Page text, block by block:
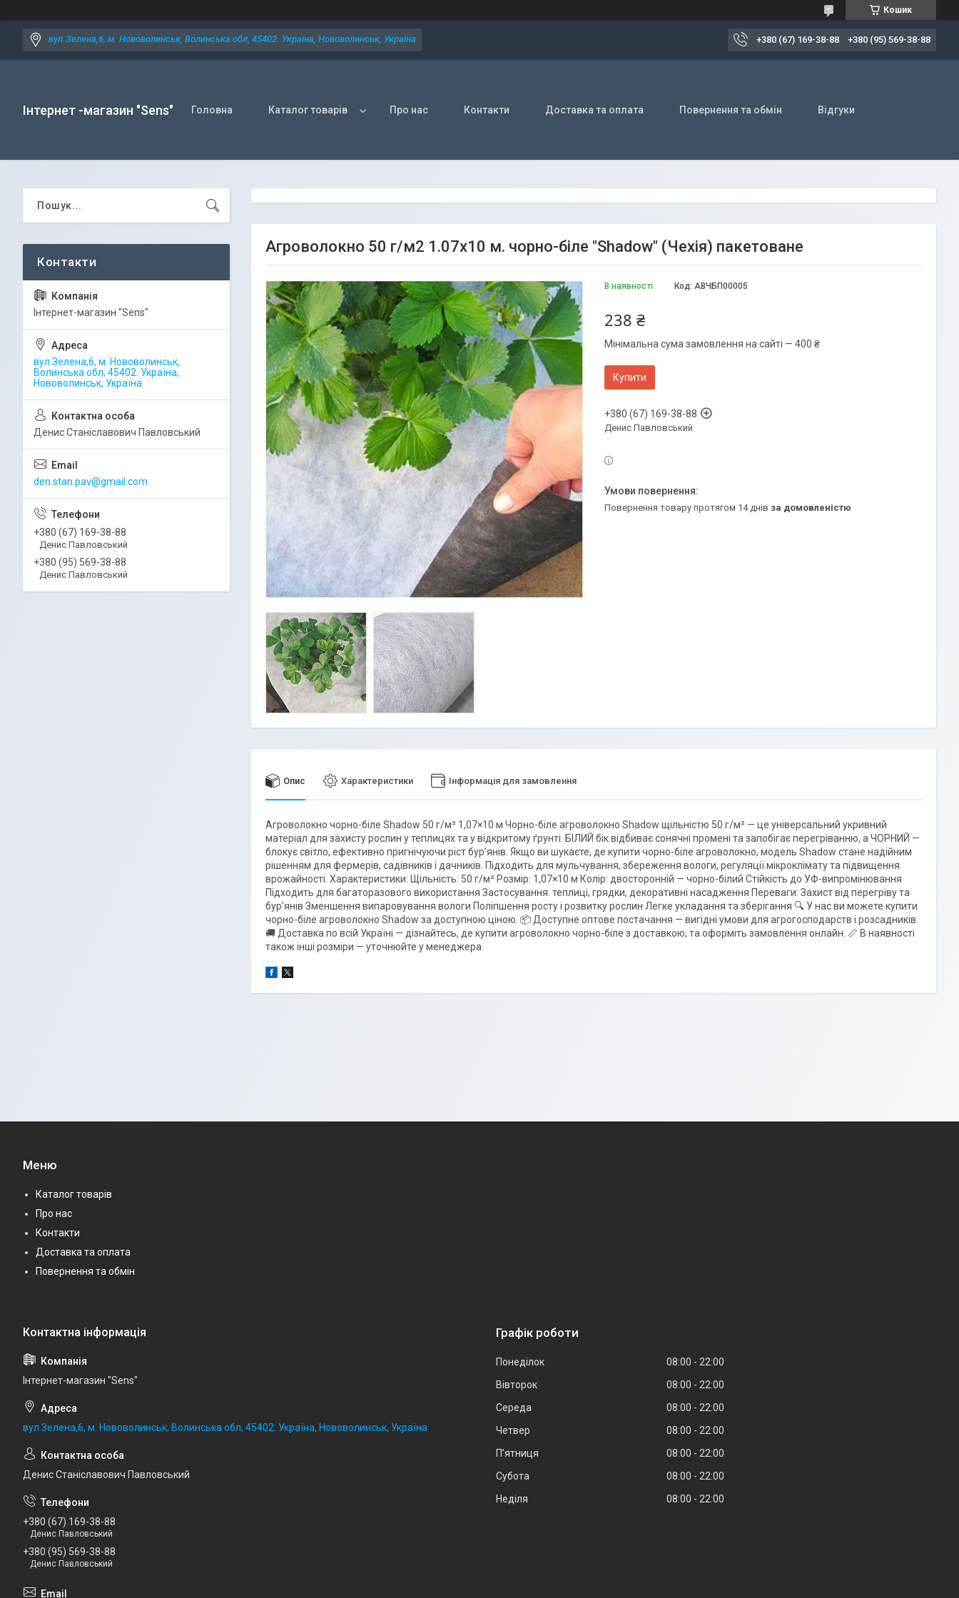
Кошик
вул.Зелена,6, м. Нововолинськ, Волинська обл, 45402. Україна, Нововолинськ, Україна +380 (67) 169-38-88 +380 (95) 569-38-88
Інтернет -магазин "Sens" Головна Каталог товарів Про нас Контакти Доставка та оплата Повернення та обмін Відгуки
Агроволокно 50 г/м2 1.07х10 м. чорно-біле "Shadow" (Чехія) пакетоване
В наявності Код: АВЧБП00005
238 ₴
Мінімальна сума замовлення на сайті — 400 ₴
Купити
+380 (67) 169-38-88
Денис Павловський
повернення товару протягом 14 днів за домовленістю
Опис Характеристики Інформація для замовлення
Агроволокно чорно-біле Shadow 50 г/м² 1,07×10 м Чорно-біле агроволокно Shadow щільністю 50 г/м² — це універсальний укривний
матеріал для захисту рослин у теплицях та у відкритому ґрунті. БІЛИЙ бік відбиває сонячні промені та запобігає перегріванню, а ЧОРНИЙ —
блокує світло, ефективно пригнічуючи ріст бур’янів. Якщо ви шукаєте, де купити чорно-біле агроволокно, модель Shadow стане надійним
рішенням для фермерів, садівників і дачників. Підходить для мульчування, збереження вологи, регуляції мікроклімату та підвищення
врожайності. Характеристики: Щільність: 50 г/м² Розмір: 1,07×10 м Колір: двосторонній — чорно-білий Стійкість до УФ-випромінювання
Підходить для багаторазового використання Застосування: теплиці, грядки, декоративні насадження Переваги: Захист від перегріву та
бур’янів Зменшення випаровування вологи Поліпшення росту і розвитку рослин Легке укладання та зберігання 🔍 У нас ви можете купити
чорно-біле агроволокно Shadow за доступною ціною. 📦 Доступне оптове постачання — вигідні умови для агрогосподарств і розсадників.
🚚 Доставка по всій Україні — дізнайтесь, де купити агроволокно чорно-біле з доставкою, та оформіть замовлення онлайн. 📏 В наявності
також інші розміри — уточнюйте у менеджера.
Iнтернет-магазин "Sens"
вул.Зелена,6, м. Нововолинськ,
Волинська обл, 45402. Україна,
Нововолинськ, Україна
Денис Станіславович Павловський
den.stan.pav@gmail.com
+380 (67) 169-38-88
Денис Павловський
+380 (95) 569-38-88
Денис Павловський
Меню
Каталог товарів
Про нас
Контакти
Доставка та оплата
Повернення та обмін
Iнтернет-магазин "Sens"
вул.Зелена,6, м. Нововолинськ, Волинська обл, 45402. Україна, Нововолинськ, Україна
Денис Станіславович Павловський
+380 (67) 169-38-88
Денис Павловський
+380 (95) 569-38-88
Денис Павловський
Графік роботи
Понеділок 08:00
22:00
Вівторок
08:00
22:00
Середа
08:00
22:00
Четвер
08:00
22:00
Пʼятниця
08:00
22:00
Субота
08:00
22:00
Неділя
08:00 22:00